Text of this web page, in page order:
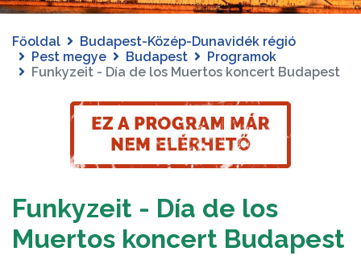
Főoldal
Budapest-Közép-Dunavidék régió
Pest megye
Budapest
Programok
Funkyzeit - Día de los Muertos koncert Budapest
Funkyzeit - Día de los
Muertos koncert Budapest